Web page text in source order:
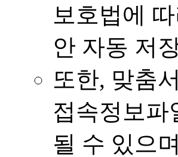
보호법에
안 자동 저
또한, 맞춤
접속정보파
될 수 있으